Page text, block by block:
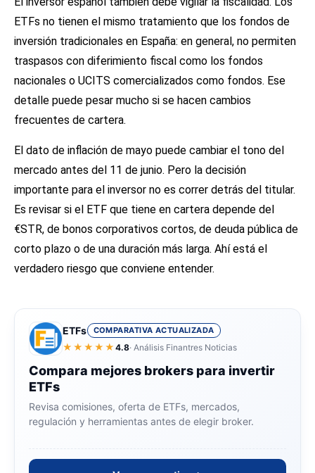
ETFs no tienen el mismo tratamiento que los fondos de
inversión tradicionales en España: en general, no permiten
traspasos con diferimiento fiscal como los fondos
nacionales o UCITS comercializados como fondos. Ese
detalle puede pesar mucho si se hacen cambios
frecuentes de cartera.
El dato de inflación de mayo puede cambiar el tono del
mercado antes del 11 de junio. Pero la decisión
importante para el inversor no es correr detrás del titular.
Es revisar si el ETF que tiene en cartera depende del
€STR, de bonos corporativos cortos, de deuda pública de
corto plazo o de una duración más larga. Ahí está el
verdadero riesgo que conviene entender.
ETFs COMPARATIVA ACTUALIZADA
★★★★★ 4.8· Análisis Finantres Noticias
Compara mejores brokers para invertir
ETFs
Revisa comisiones, oferta de ETFs, mercados,
regulación y herramientas antes de elegir broker.